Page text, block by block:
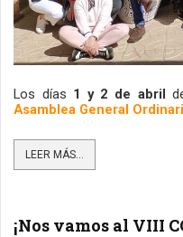
Los días 1 y 2 de abril
Asamblea General
LEER MÁS...
¡Nos vamos al VIII